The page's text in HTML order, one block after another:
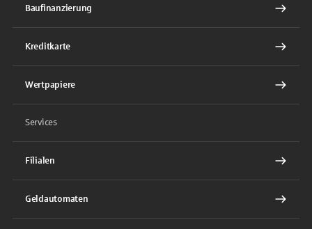
Baufinanzierung
Kreditkarte
Wertpapiere
Services
Filialen
Geldautomaten